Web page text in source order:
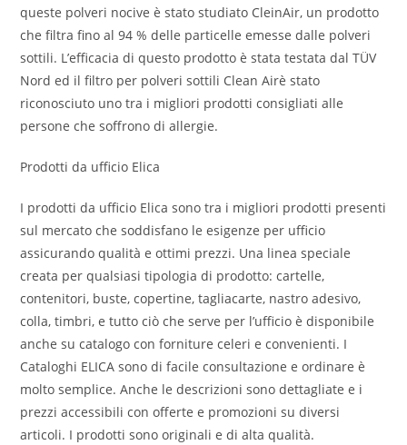
queste polveri nocive è stato studiato CleinAir, un prodotto
che filtra fino al 94 % delle particelle emesse dalle polveri
sottili. L’efficacia di questo prodotto è stata testata dal TÜV
Nord ed il filtro per polveri sottili Clean Airè stato
riconosciuto uno tra i migliori prodotti consigliati alle
persone che soffrono di allergie.
Prodotti da ufficio Elica
I prodotti da ufficio Elica sono tra i migliori prodotti presenti
sul mercato che soddisfano le esigenze per ufficio
assicurando qualità e ottimi prezzi. Una linea speciale
creata per qualsiasi tipologia di prodotto: cartelle,
contenitori, buste, copertine, tagliacarte, nastro adesivo,
colla, timbri, e tutto ciò che serve per l’ufficio è disponibile
anche su catalogo con forniture celeri e convenienti. I
Cataloghi ELICA sono di facile consultazione e ordinare è
molto semplice. Anche le descrizioni sono dettagliate e i
prezzi accessibili con offerte e promozioni su diversi
articoli. I prodotti sono originali e di alta qualità.